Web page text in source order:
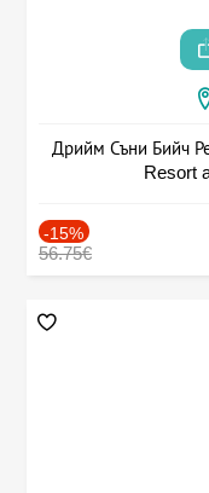
Дрийм Съни Бийч
Resort
-15%
56.75€